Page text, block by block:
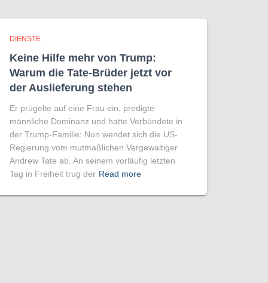
DIENSTE
Keine Hilfe mehr von Trump:
Warum die Tate-Brüder jetzt vor
der Auslieferung stehen
Er prügelte auf eine Frau ein, predigte
männliche Dominanz und hatte Verbündete in
der Trump-Familie: Nun wendet sich die US-
Regierung vom mutmaßlichen Vergewaltiger
Andrew Tate ab. An seinem vorläufig letzten
Tag in Freiheit trug der Read more